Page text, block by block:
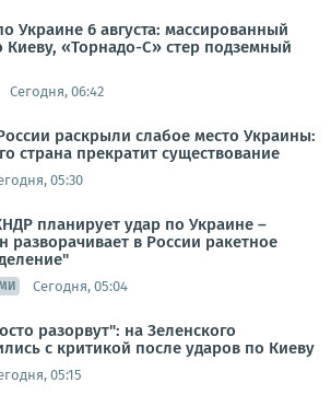
Украине 6 августа: массированный
Киеву, «Торнадо-С» стер подземный
Сегодня, 06:42
раскрыли слабое место Украины:
страна прекратит существование
05:30
планирует удар по Украине –
разворачивает в России ракетное
Сегодня, 05:04
разорвут": на Зеленского
с критикой после ударов по Киеву
05:15